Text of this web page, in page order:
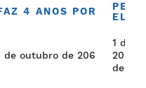
4 ANOS POR
de outubro de 206
1 de
2026
de